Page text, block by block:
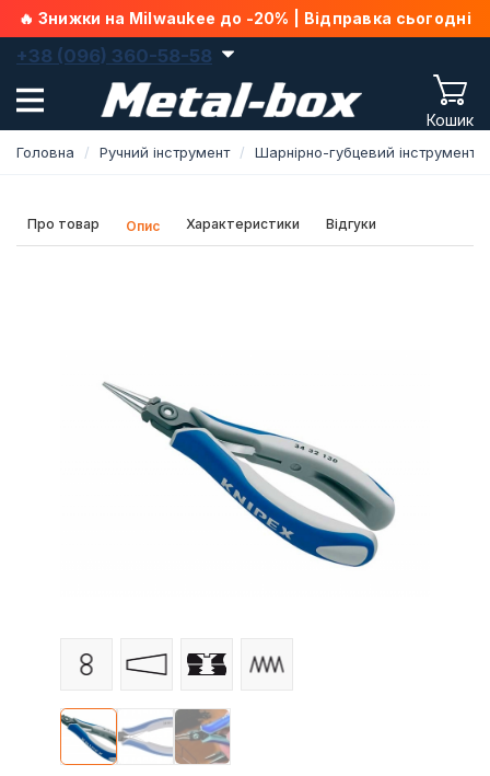
🔥 Знижки на Milwaukee до -20% | Відправка сьогодні
+38 (096) 360-58-58
Кошик
Головна Ручний інструмент Шарнірно-губцевий інструмент
Про товар Опис Характеристики Відгуки